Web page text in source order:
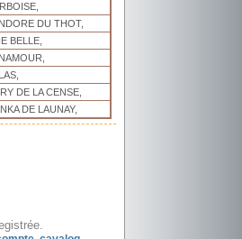
DU THOT,
BELLE,
DE LA CENSE,
DE LAUNAY,